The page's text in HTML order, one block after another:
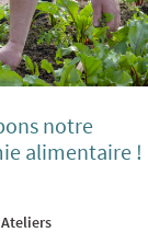
notre
alimentaire !
Ateliers